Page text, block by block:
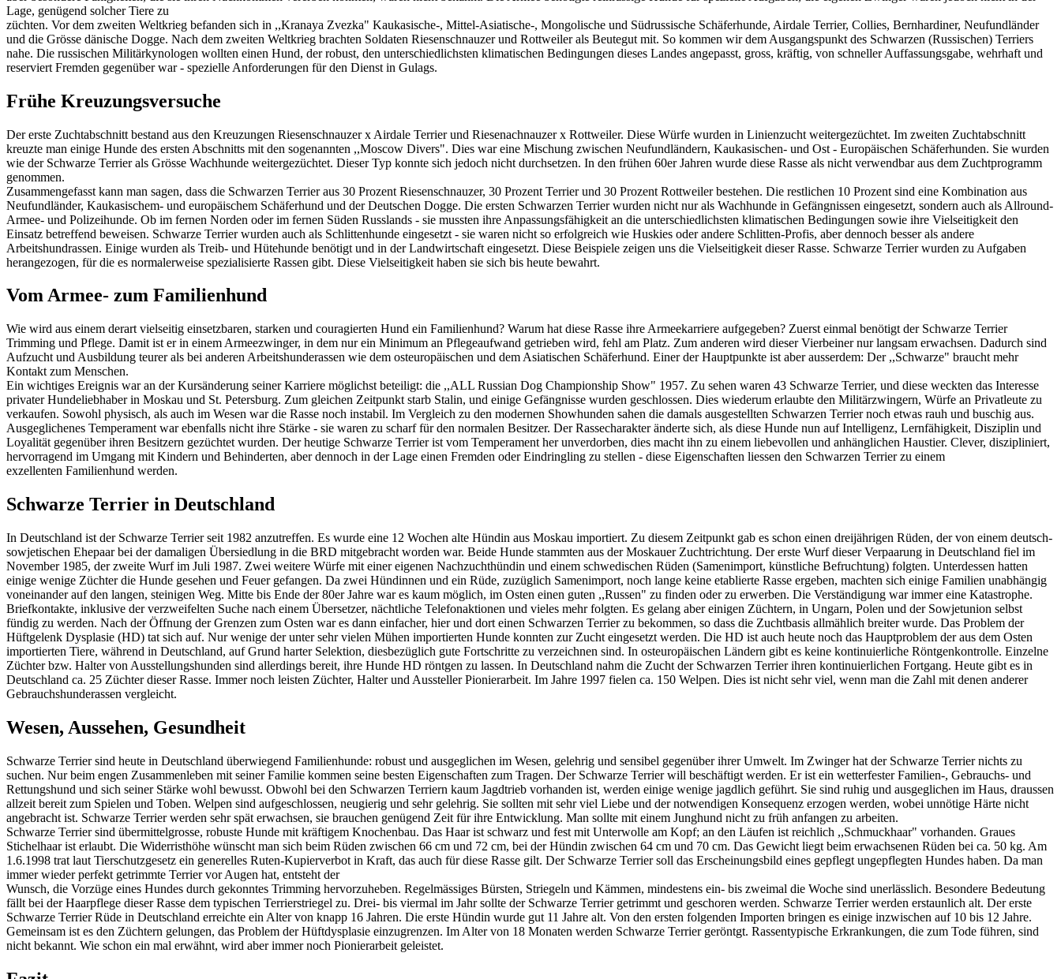
Lage, genügend solcher Tiere zu
züchten. Vor dem zweiten Weltkrieg befanden sich in ,,Kranaya Zvezka" Kaukasische-, Mittel-Asiatische-, Mongolische und Südrussische Schäferhunde, Airdale Terrier, Collies, Bernhardiner, Neufundländer
und die Grösse dänische Dogge. Nach dem zweiten Weltkrieg brachten Soldaten Riesenschnauzer und Rottweiler als Beutegut mit. So kommen wir dem Ausgangspunkt des Schwarzen (Russischen) Terriers
nahe. Die russischen Militärkynologen wollten einen Hund, der robust, den unterschiedlichsten klimatischen Bedingungen dieses Landes angepasst, gross, kräftig, von schneller Auffassungsgabe, wehrhaft und
reserviert Fremden gegenüber war - spezielle Anforderungen für den Dienst in Gulags.
Frühe Kreuzungsversuche
Der erste Zuchtabschnitt bestand aus den Kreuzungen Riesenschnauzer x Airdale Terrier und Riesenachnauzer x Rottweiler. Diese Würfe wurden in Linienzucht weitergezüchtet. Im zweiten Zuchtabschnitt
kreuzte man einige Hunde des ersten Abschnitts mit den sogenannten ,,Moscow Divers". Dies war eine Mischung zwischen Neufundländern, Kaukasischen- und Ost - Europäischen Schäferhunden. Sie wurden
wie der Schwarze Terrier als Grösse Wachhunde weitergezüchtet. Dieser Typ konnte sich jedoch nicht durchsetzen. In den frühen 60er Jahren wurde diese Rasse als nicht verwendbar aus dem Zuchtprogramm
genommen.
Zusammengefasst kann man sagen, dass die Schwarzen Terrier aus 30 Prozent Riesenschnauzer, 30 Prozent Terrier und 30 Prozent Rottweiler bestehen. Die restlichen 10 Prozent sind eine Kombination aus
Neufundländer, Kaukasischem- und europäischem Schäferhund und der Deutschen Dogge. Die ersten Schwarzen Terrier wurden nicht nur als Wachhunde in Gefängnissen eingesetzt, sondern auch als Allround-
Armee- und Polizeihunde. Ob im fernen Norden oder im fernen Süden Russlands - sie mussten ihre Anpassungsfähigkeit an die unterschiedlichsten klimatischen Bedingungen sowie ihre Vielseitigkeit den
Einsatz betreffend beweisen. Schwarze Terrier wurden auch als Schlittenhunde eingesetzt - sie waren nicht so erfolgreich wie Huskies oder andere Schlitten-Profis, aber dennoch besser als andere
Arbeitshundrassen. Einige wurden als Treib- und Hütehunde benötigt und in der Landwirtschaft eingesetzt. Diese Beispiele zeigen uns die Vielseitigkeit dieser Rasse. Schwarze Terrier wurden zu Aufgaben
herangezogen, für die es normalerweise spezialisierte Rassen gibt. Diese Vielseitigkeit haben sie sich bis heute bewahrt.
Vom Armee- zum Familienhund
Wie wird aus einem derart vielseitig einsetzbaren, starken und couragierten Hund ein Familienhund? Warum hat diese Rasse ihre Armeekarriere aufgegeben? Zuerst einmal benötigt der Schwarze Terrier
Trimming und Pflege. Damit ist er in einem Armeezwinger, in dem nur ein Minimum an Pflegeaufwand getrieben wird, fehl am Platz. Zum anderen wird dieser Vierbeiner nur langsam erwachsen. Dadurch sind
Aufzucht und Ausbildung teurer als bei anderen Arbeitshunderassen wie dem osteuropäischen und dem Asiatischen Schäferhund. Einer der Hauptpunkte ist aber ausserdem: Der ,,Schwarze" braucht mehr
Kontakt zum Menschen.
Ein wichtiges Ereignis war an der Kursänderung seiner Karriere möglichst beteiligt: die ,,ALL Russian Dog Championship Show" 1957. Zu sehen waren 43 Schwarze Terrier, und diese weckten das Interesse
privater Hundeliebhaber in Moskau und St. Petersburg. Zum gleichen Zeitpunkt starb Stalin, und einige Gefängnisse wurden geschlossen. Dies wiederum erlaubte den Militärzwingern, Würfe an Privatleute zu
verkaufen. Sowohl physisch, als auch im Wesen war die Rasse noch instabil. Im Vergleich zu den modernen Showhunden sahen die damals ausgestellten Schwarzen Terrier noch etwas rauh und buschig aus.
Ausgeglichenes Temperament war ebenfalls nicht ihre Stärke - sie waren zu scharf für den normalen Besitzer. Der Rassecharakter änderte sich, als diese Hunde nun auf Intelligenz, Lernfähigkeit, Disziplin und
Loyalität gegenüber ihren Besitzern gezüchtet wurden. Der heutige Schwarze Terrier ist vom Temperament her unverdorben, dies macht ihn zu einem liebevollen und anhänglichen Haustier. Clever, diszipliniert,
hervorragend im Umgang mit Kindern und Behinderten, aber dennoch in der Lage einen Fremden oder Eindringling zu stellen - diese Eigenschaften liessen den Schwarzen Terrier zu einem
exzellenten Familienhund werden.
Schwarze Terrier in Deutschland
In Deutschland ist der Schwarze Terrier seit 1982 anzutreffen. Es wurde eine 12 Wochen alte Hündin aus Moskau importiert. Zu diesem Zeitpunkt gab es schon einen dreijährigen Rüden, der von einem deutsch-
sowjetischen Ehepaar bei der damaligen Übersiedlung in die BRD mitgebracht worden war. Beide Hunde stammten aus der Moskauer Zuchtrichtung. Der erste Wurf dieser Verpaarung in Deutschland fiel im
November 1985, der zweite Wurf im Juli 1987. Zwei weitere Würfe mit einer eigenen Nachzuchthündin und einem schwedischen Rüden (Samenimport, künstliche Befruchtung) folgten. Unterdessen hatten
einige wenige Züchter die Hunde gesehen und Feuer gefangen. Da zwei Hündinnen und ein Rüde, zuzüglich Samenimport, noch lange keine etablierte Rasse ergeben, machten sich einige Familien unabhängig
voneinander auf den langen, steinigen Weg. Mitte bis Ende der 80er Jahre war es kaum möglich, im Osten einen guten ,,Russen" zu finden oder zu erwerben. Die Verständigung war immer eine Katastrophe.
Briefkontakte, inklusive der verzweifelten Suche nach einem Übersetzer, nächtliche Telefonaktionen und vieles mehr folgten. Es gelang aber einigen Züchtern, in Ungarn, Polen und der Sowjetunion selbst
fündig zu werden. Nach der Öffnung der Grenzen zum Osten war es dann einfacher, hier und dort einen Schwarzen Terrier zu bekommen, so dass die Zuchtbasis allmählich breiter wurde. Das Problem der
Hüftgelenk Dysplasie (HD) tat sich auf. Nur wenige der unter sehr vielen Mühen importierten Hunde konnten zur Zucht eingesetzt werden. Die HD ist auch heute noch das Hauptproblem der aus dem Osten
importierten Tiere, während in Deutschland, auf Grund harter Selektion, diesbezüglich gute Fortschritte zu verzeichnen sind. In osteuropäischen Ländern gibt es keine kontinuierliche Röntgenkontrolle. Einzelne
Züchter bzw. Halter von Ausstellungshunden sind allerdings bereit, ihre Hunde HD röntgen zu lassen. In Deutschland nahm die Zucht der Schwarzen Terrier ihren kontinuierlichen Fortgang. Heute gibt es in
Deutschland ca. 25 Züchter dieser Rasse. Immer noch leisten Züchter, Halter und Aussteller Pionierarbeit. Im Jahre 1997 fielen ca. 150 Welpen. Dies ist nicht sehr viel, wenn man die Zahl mit denen anderer
Gebrauchshunderassen vergleicht.
Wesen, Aussehen, Gesundheit
Schwarze Terrier sind heute in Deutschland überwiegend Familienhunde: robust und ausgeglichen im Wesen, gelehrig und sensibel gegenüber ihrer Umwelt. Im Zwinger hat der Schwarze Terrier nichts zu
suchen. Nur beim engen Zusammenleben mit seiner Familie kommen seine besten Eigenschaften zum Tragen. Der Schwarze Terrier will beschäftigt werden. Er ist ein wetterfester Familien-, Gebrauchs- und
Rettungshund und sich seiner Stärke wohl bewusst. Obwohl bei den Schwarzen Terriern kaum Jagdtrieb vorhanden ist, werden einige wenige jagdlich geführt. Sie sind ruhig und ausgeglichen im Haus, draussen
allzeit bereit zum Spielen und Toben. Welpen sind aufgeschlossen, neugierig und sehr gelehrig. Sie sollten mit sehr viel Liebe und der notwendigen Konsequenz erzogen werden, wobei unnötige Härte nicht
angebracht ist. Schwarze Terrier werden sehr spät erwachsen, sie brauchen genügend Zeit für ihre Entwicklung. Man sollte mit einem Junghund nicht zu früh anfangen zu arbeiten.
Schwarze Terrier sind übermittelgrosse, robuste Hunde mit kräftigem Knochenbau. Das Haar ist schwarz und fest mit Unterwolle am Kopf; an den Läufen ist reichlich ,,Schmuckhaar" vorhanden. Graues
Stichelhaar ist erlaubt. Die Widerristhöhe wünscht man sich beim Rüden zwischen 66 cm und 72 cm, bei der Hündin zwischen 64 cm und 70 cm. Das Gewicht liegt beim erwachsenen Rüden bei ca. 50 kg. Am
1.6.1998 trat laut Tierschutzgesetz ein generelles Ruten-Kupierverbot in Kraft, das auch für diese Rasse gilt. Der Schwarze Terrier soll das Erscheinungsbild eines gepflegt ungepflegten Hundes haben. Da man
immer wieder perfekt getrimmte Terrier vor Augen hat, entsteht der
Wunsch, die Vorzüge eines Hundes durch gekonntes Trimming hervorzuheben. Regelmässiges Bürsten, Striegeln und Kämmen, mindestens ein- bis zweimal die Woche sind unerlässlich. Besondere Bedeutung
fällt bei der Haarpflege dieser Rasse dem typischen Terrierstriegel zu. Drei- bis viermal im Jahr sollte der Schwarze Terrier getrimmt und geschoren werden. Schwarze Terrier werden erstaunlich alt. Der erste
Schwarze Terrier Rüde in Deutschland erreichte ein Alter von knapp 16 Jahren. Die erste Hündin wurde gut 11 Jahre alt. Von den ersten folgenden Importen bringen es einige inzwischen auf 10 bis 12 Jahre.
Gemeinsam ist es den Züchtern gelungen, das Problem der Hüftdysplasie einzugrenzen. Im Alter von 18 Monaten werden Schwarze Terrier geröntgt. Rassentypische Erkrankungen, die zum Tode führen, sind
nicht bekannt. Wie schon ein mal erwähnt, wird aber immer noch Pionierarbeit geleistet.